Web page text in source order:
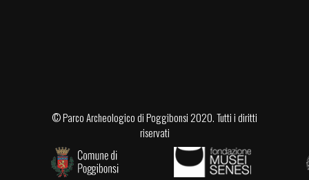
©Parco Archeologico di Poggibonsi2020. Tutti i diritti
riservati